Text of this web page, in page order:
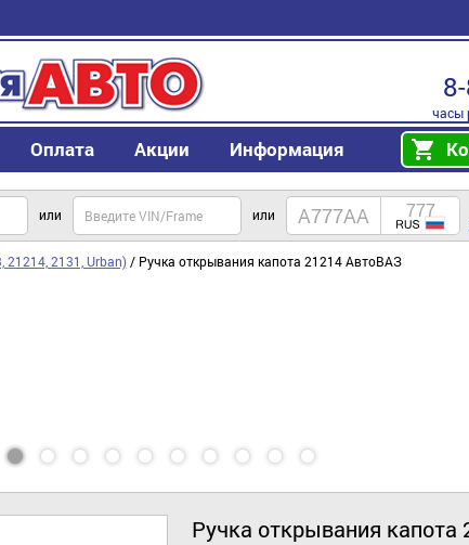
часы
Оплата Акции Информация
или или
21214, 2131, Urban)/ Ручка открывания капота 21214 АвтоВАЗ
Ручка открывания капота